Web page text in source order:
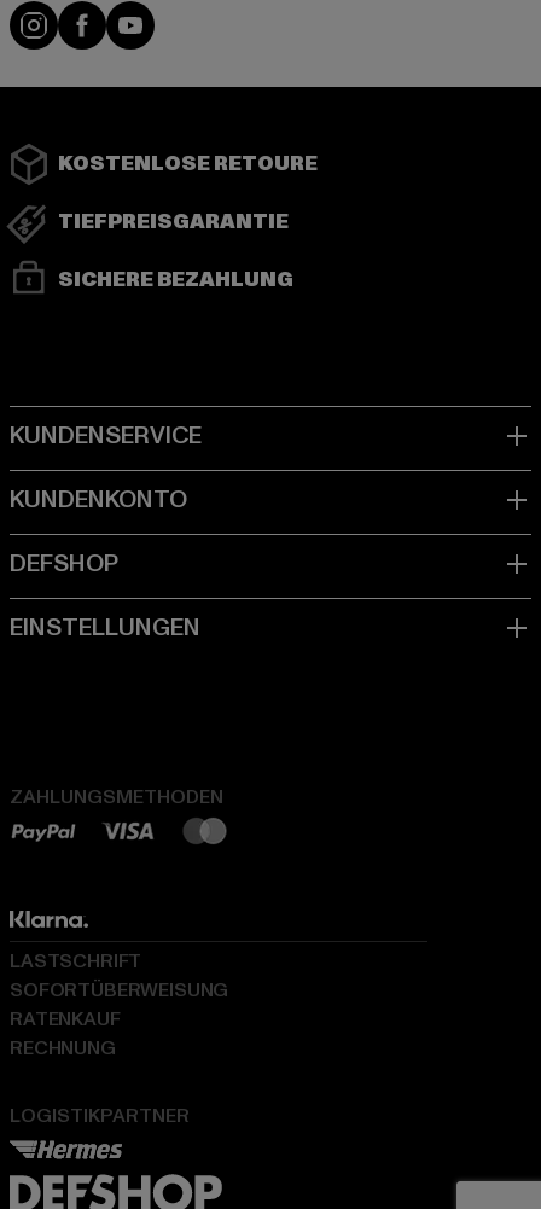
Instagram
FacebookYouTube
KOSTENLOSE RETOURE
TIEFPREISGARANTIE
SICHERE BEZAHLUNG
ZAHLUNGSMETHODEN
LOGISTIKPARTNER
LASTSCHRIFT
SOFORTÜBERWEISUNG
RATENKAUF
RECHNUNG